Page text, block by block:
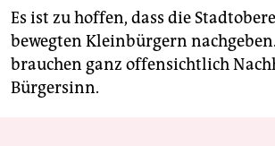
Es ist zu hoffen, dass die
bewegten Kleinbürgern
brauchen ganz offensichtlich
Bürgersinn.